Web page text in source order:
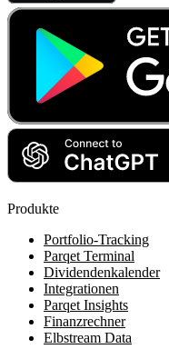
Produkte
Portfolio-Tracking
Parqet Terminal
Dividendenkalender
Integrationen
Parqet Insights
Finanzrechner
Elbstream Data